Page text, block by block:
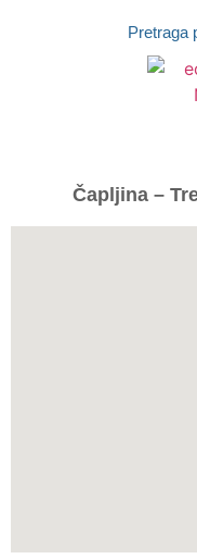
Isprobajte našuPretraga
Čapljina –